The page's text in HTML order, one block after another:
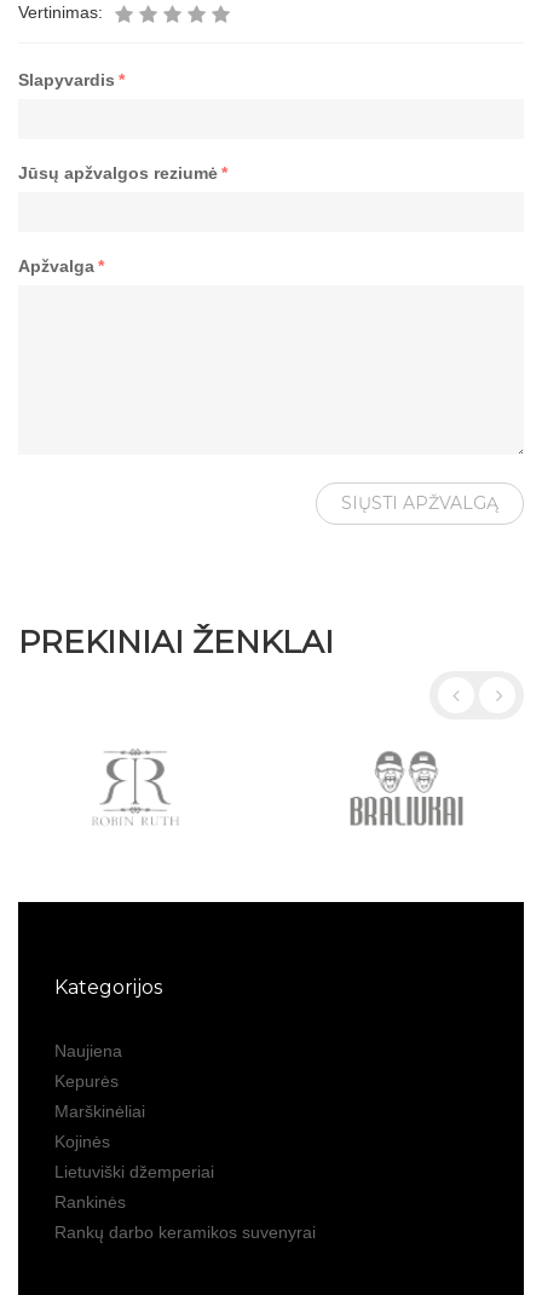
Vertinimas:
*
Slapyvardis
*
Jūsų apžvalgos reziumė
*
Apžvalga
SIŲSTI APŽVALGĄ
PREKINIAI ŽENKLAI
Kategorijos
Naujiena
Kepurės
Marškinėliai
Kojinės
Lietuviški džemperiai
Rankinės
Rankų darbo keramikos suvenyrai